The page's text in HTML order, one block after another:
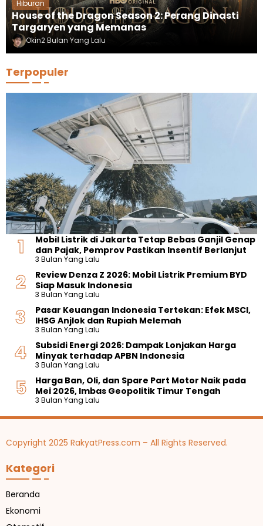
Hiburan
House of the Dragon Season 2: Perang Dinasti
Targaryen yang Memanas
Okin2 Bulan Yang Lalu
Terpopuler
Mobil Listrik di Jakarta Tetap Bebas Ganjil Genap
dan Pajak, Pemprov Pastikan Insentif Berlanjut
3 Bulan Yang Lalu
Review Denza Z 2026: Mobil Listrik Premium BYD
Siap Masuk Indonesia
3 Bulan Yang Lalu
Pasar Keuangan Indonesia Tertekan: Efek MSCI,
IHSG Anjlok dan Rupiah Melemah
3 Bulan Yang Lalu
Subsidi Energi 2026: Dampak Lonjakan Harga
Minyak terhadap APBN Indonesia
3 Bulan Yang Lalu
Harga Ban, Oli, dan Spare Part Motor Naik pada
Mei 2026, Imbas Geopolitik Timur Tengah
3 Bulan Yang Lalu
Copyright 2025 RakyatPress.com – All Rights Reserved.
Kategori
Beranda
Ekonomi